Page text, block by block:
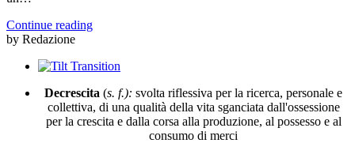
Continue reading
by Redazione
Decrescita (s. f.): svolta riflessiva per la ricerca, personale e
collettiva, di una qualità della vita sganciata dall'ossessione
per la crescita e dalla corsa alla produzione, al possesso e al
consumo di merci